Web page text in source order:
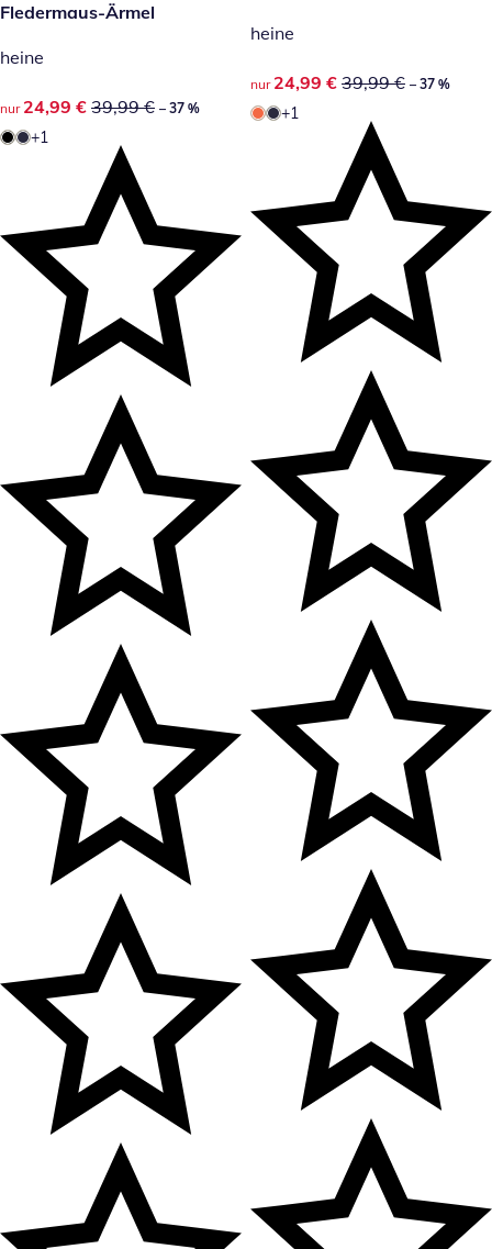
Fledermaus-Ärmel
heine
reduzierter Preis 24,99 €, vorheriger Preis: 39,99 €
nur 24,99 € 39,99 € – 37 %
+1
heine
reduzierter Preis 24,99 €,
nur 24,99 € 39,99 € – 37 %
+1